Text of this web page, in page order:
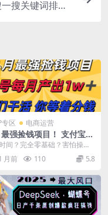
搜关键词排
专区 电商运营
强捡钱项目！ 支付宝分
营，我们干活，你分
号月产1w+
间？完全零基础？害怕操作
这些都不是问题！ 我们推出
全程托管式代...
月前 110 5.8